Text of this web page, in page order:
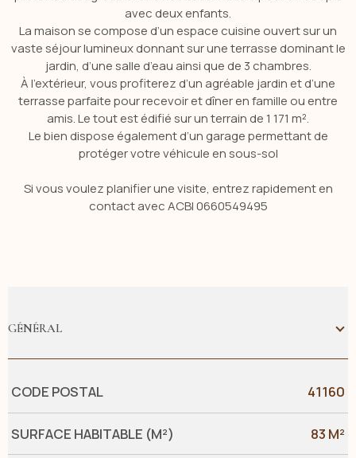
avec deux enfants.
La maison se compose d’un espace cuisine ouvert sur un
vaste séjour lumineux donnant sur une terrasse dominant le
jardin, d’une salle d’eau ainsi que de 3 chambres.
À l’extérieur, vous profiterez d’un agréable jardin et d’une
terrasse parfaite pour recevoir et dîner en famille ou entre
amis. Le tout est édifié sur un terrain de 1 171 m².
Le bien dispose également d’un garage permettant de
protéger votre véhicule en sous-sol
Si vous voulez planifier une visite, entrez rapidement en
contact avec ACBI 0660549495
GÉNÉRAL
Caractérisque Valeurs
CODE POSTAL 41160
SURFACE HABITABLE (M²) 83 M²